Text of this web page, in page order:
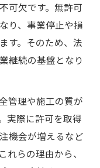
可欠です。無許可
り、事業停止や損
す。そのため、法
継続の基盤となり
管理や施工の質が
実際に許可を取得
機会が増えるなど
れらの理由から、